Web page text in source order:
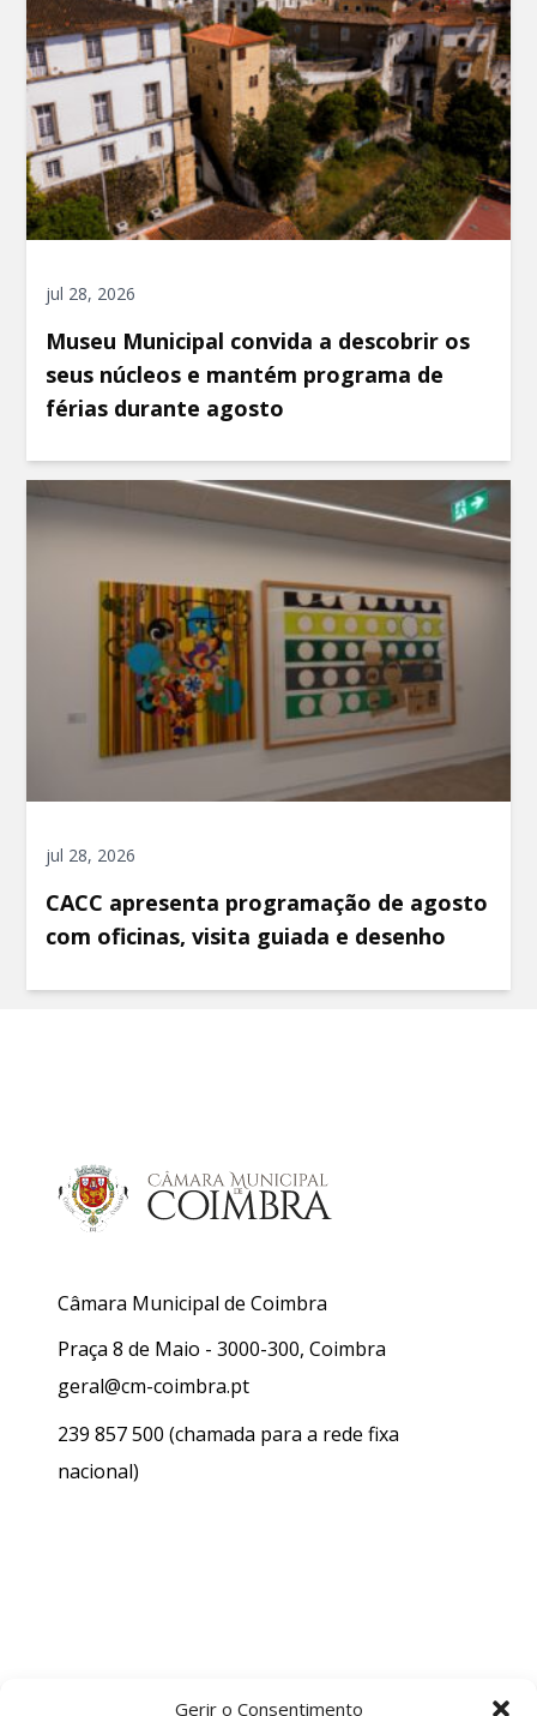
Gerir o Consentimento
jul 28, 2026
Museu Municipal convida a descobrir os
seus núcleos e mantém programa de
férias durante agosto
jul 28, 2026
CACC apresenta programação de agosto
com oficinas, visita guiada e desenho
Câmara Municipal de Coimbra
Praça 8 de Maio - 3000-300, Coimbra
geral@cm-coimbra.pt
239 857 500 (chamada para a rede fixa
nacional)